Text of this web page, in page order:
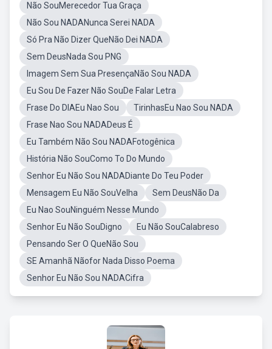
Não SouMerecedor Tua Graça
Não Sou NADANunca Serei NADA
Só Pra Não Dizer QueNão Dei NADA
Sem DeusNada Sou PNG
Imagem Sem Sua PresençaNão Sou NADA
Eu Sou De Fazer Não SouDe Falar Letra
Frase Do DIAEu Nao Sou
TirinhasEu Nao Sou NADA
Frase Nao Sou NADADeus É
Eu Também Não Sou NADAFotogênica
História Não SouComo To Do Mundo
Senhor Eu Não Sou NADADiante Do Teu Poder
Mensagem Eu Não SouVelha
Sem DeusNão Da
Eu Nao SouNinguém Nesse Mundo
Senhor Eu Não SouDigno
Eu Não SouCalabreso
Pensando Ser O QueNão Sou
SE Amanhã Nãofor Nada Disso Poema
Senhor Eu Não Sou NADACifra